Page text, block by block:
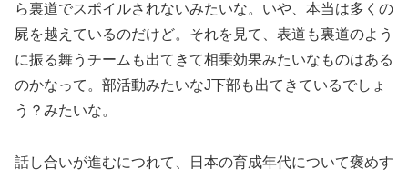
ら裏道でスポイルされないみたいな。いや、本当は多くの
屍を越えているのだけど。それを見て、表道も裏道のよう
に振る舞うチームも出てきて相乗効果みたいなものはある
のかなって。部活動みたいなJ下部も出てきているでしょ
う？みたいな。
話し合いが進むにつれて、日本の育成年代について褒めす